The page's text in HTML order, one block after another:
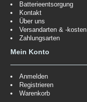
Batterieentsorgung
Kontakt
Über uns
Versandarten & -kosten
Zahlungsarten
Mein Konto
Anmelden
Registrieren
Warenkorb